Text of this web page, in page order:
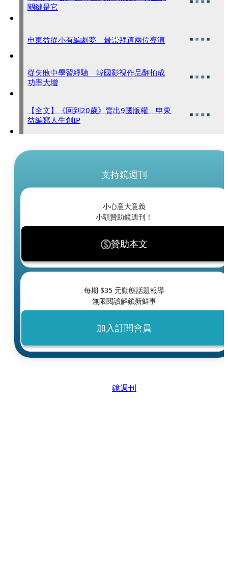
關鍵是它
申東益從小有編劇夢 最崇拜這兩位導演
從失敗中學習經驗 韓國影視作品翻拍成
功率大增
【全文】《回到20歲》賣出9國版權 申東
益編寫人生創IP
支持鏡週刊
小心意大意義
小額贊助鏡週刊！
贊助本文
每期 $35 元動態話題報導
無限閱讀解鎖新鮮事
加入訂閱會員
鏡週刊